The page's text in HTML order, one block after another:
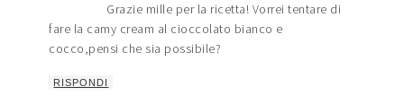
Grazie mille per la ricetta! Vorrei tentare di
fare la camy cream al cioccolato bianco e
cocco,pensi che sia possibile?
RISPONDI